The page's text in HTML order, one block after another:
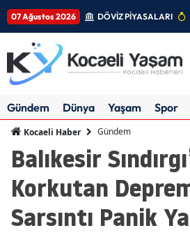
07 Ağustos 2026 DÖVİZ PİYASALARI
Gündem Dünya Yaşam Spor
Kocaeli Haber Gündem
Balıkesir
Korkutan
Sarsıntı Panik